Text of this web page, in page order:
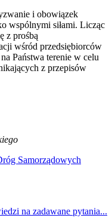
i obowiązek
wspólnymi siłami. Licząc
z prośbą
wśród przedsiębiorców
Państwa terenie w celu
z przepisów
Samorządowych
na zadawane pytania...